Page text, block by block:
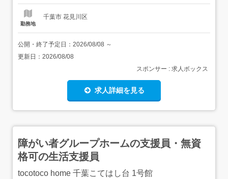
勤務地
千葉市 花見川区
公開・終了予定日： 2026/08/08 ～
更新日： 2026/08/08
スポンサー : 求人ボックス
求人詳細を見る
障がい者グループホームの支援員・無資
格可の生活支援員
tocotoco home 千葉こてはし台 1号館